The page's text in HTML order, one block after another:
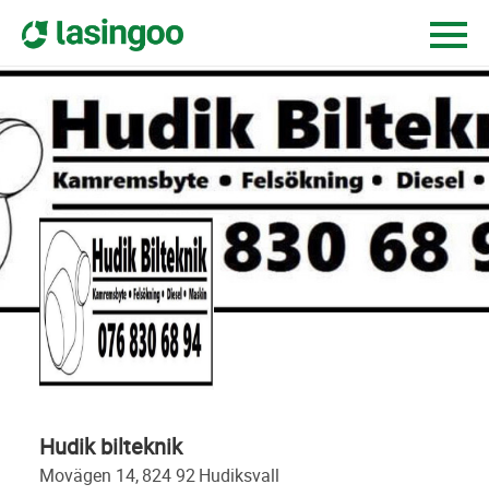
Hudik bilteknik
movägen 14, 824 92
hudiksvall